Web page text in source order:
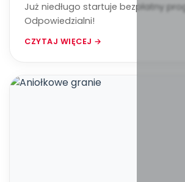
Już niedługo startuje bezpłatny
Odpowiedzialni!
CZYTAJ WIĘCEJ →